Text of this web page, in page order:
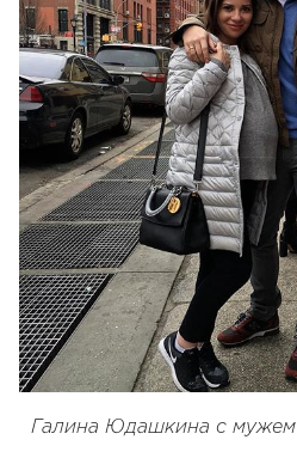
Галина Юдашкина с мужем